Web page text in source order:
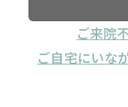
ご来院
ご自宅にいな